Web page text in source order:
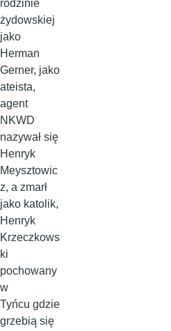
rodzinie
żydowskiej
jako
Herman
Gerner, jako
ateista,
agent
NKWD
nazywał się
Henryk
Meysztowic
z, a zmarł
jako katolik,
Henryk
Krzeczkows
ki
pochowany
w
Tyńcu gdzie
grzebią się